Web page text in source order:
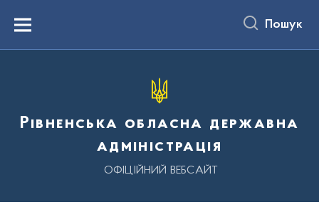
вмістуMenu Пошук
Рівненська обласна державна
адміністрація
ОФІЦІЙНИЙ ВЕБСАЙТ